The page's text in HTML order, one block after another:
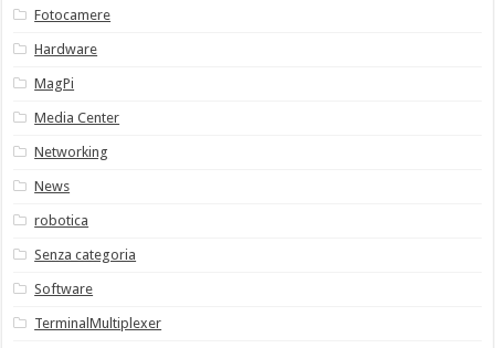
Fotocamere
Hardware
MagPi
Media Center
Networking
News
robotica
Senza categoria
Software
TerminalMultiplexer